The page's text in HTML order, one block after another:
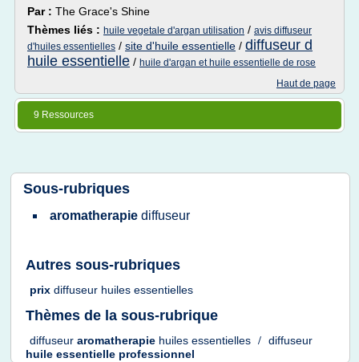
Par : The Grace's Shine
Thèmes liés : huile vegetale d'argan utilisation / avis diffuseur
d'huiles essentielles / site d'huile essentielle / diffuseur d
huile essentielle / huile d'argan et huile essentielle de rose
Haut de page
9 Ressources
Sous-rubriques
aromatherapie diffuseur
Autres sous-rubriques
prix diffuseur huiles essentielles
Thèmes de la sous-rubrique
diffuseur aromatherapie huiles essentielles / diffuseur
huile essentielle professionnel